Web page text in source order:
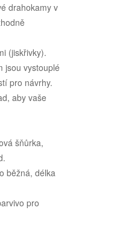
drahokamy v
(jiskřivky).
jsou vystouplé
pro návrhy.
aby vaše
šňůrka,
běžná, délka
pro